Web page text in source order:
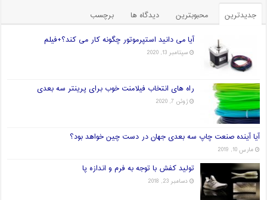
جدیدترین محبوبترین دیدگاه ها برچسب
آیا می دانید استپرموتور چگونه کار می کند؟+فیلم
سپتامبر 13, 2020
راه های انتخاب فیلامنت خوب برای پرینتر سه بعدی
ژوئن 7, 2020
آیا آینده صنعت چاپ سه بعدی جهان در دست چین خواهد بود؟
مارس 10, 2019
تولید کفش با توجه به فرم و اندازه پا
دسامبر 23, 2018